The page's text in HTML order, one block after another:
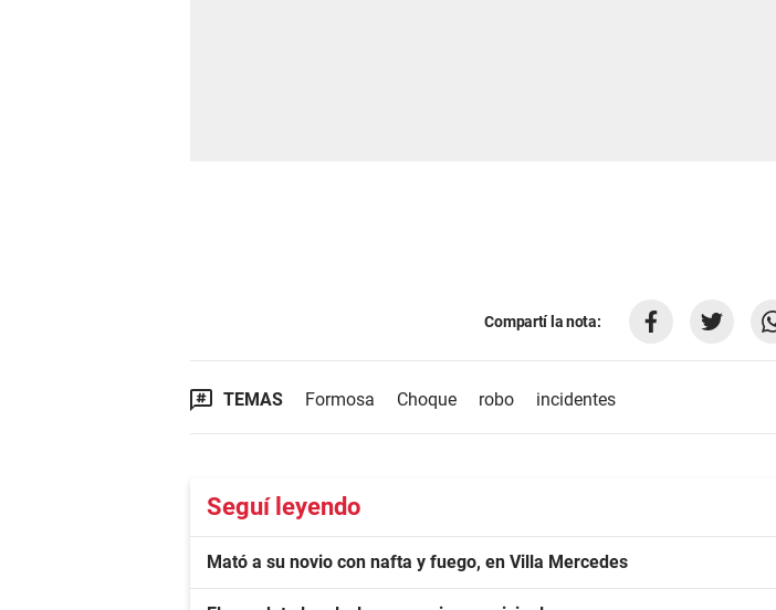
Compartí la nota:
TEMAS Formosa Choque robo incidentes
Seguí leyendo
Mató a su novio con nafta y fuego, en Villa Mercedes